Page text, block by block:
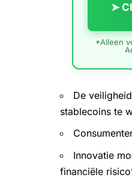
➤
*Alleen
De
stablecoins te
Innovatie
financiële